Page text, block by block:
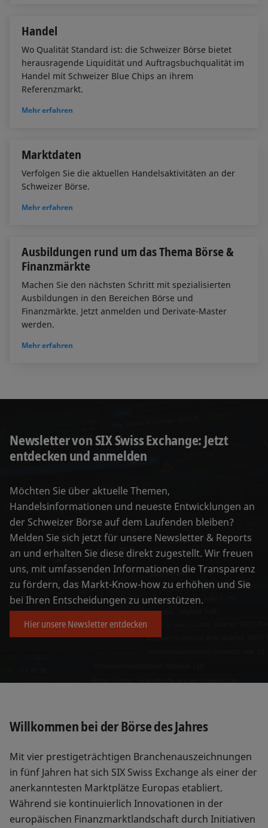
Handel
Wo Qualität Standard ist: die Schweizer Börse bietet
herausragende Liquidität und Auftragsbuchqualität im
Handel mit Schweizer Blue Chips an ihrem
Referenzmarkt.
Mehr erfahren
Marktdaten
Verfolgen Sie die aktuellen Handelsaktivitäten an der
Schweizer Börse.
Mehr erfahren
Ausbildungen rund um das Thema Börse &
Finanzmärkte
Machen Sie den nächsten Schritt mit spezialisierten
Ausbildungen in den Bereichen Börse und
Finanzmärkte. Jetzt anmelden und Derivate-Master
werden.
Mehr erfahren
Newsletter von SIX Swiss Exchange: Jetzt
entdecken und anmelden
Möchten Sie über aktuelle Themen,
Handelsinformationen und neueste Entwicklungen an
der Schweizer Börse auf dem Laufenden bleiben?
Melden Sie sich jetzt für unsere Newsletter & Reports
an und erhalten Sie diese direkt zugestellt. Wir freuen
uns, mit umfassenden Informationen die Transparenz
zu fördern, das Markt-Know-how zu erhöhen und Sie
bei Ihren Entscheidungen zu unterstützen.
Hier unsere Newsletter entdecken
Willkommen bei der Börse des Jahres
Mit vier prestigeträchtigen Branchenauszeichnungen
in fünf Jahren hat sich SIX Swiss Exchange als einer der
anerkanntesten Marktplätze Europas etabliert.
Während sie kontinuierlich Innovationen in der
europäischen Finanzmarktlandschaft durch Initiativen